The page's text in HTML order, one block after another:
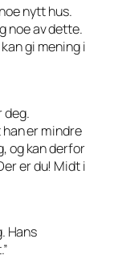
nytt hus.
noe av dette.
gi mening i
deg.
han er mindre
og kan derfor
er du! Midt i
Hans